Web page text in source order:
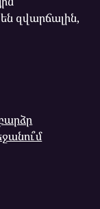
զվարճալին,